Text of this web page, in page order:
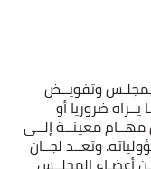
وتفويــض
ضروريا أو
معينــة إلــى
وتعــد لجــان